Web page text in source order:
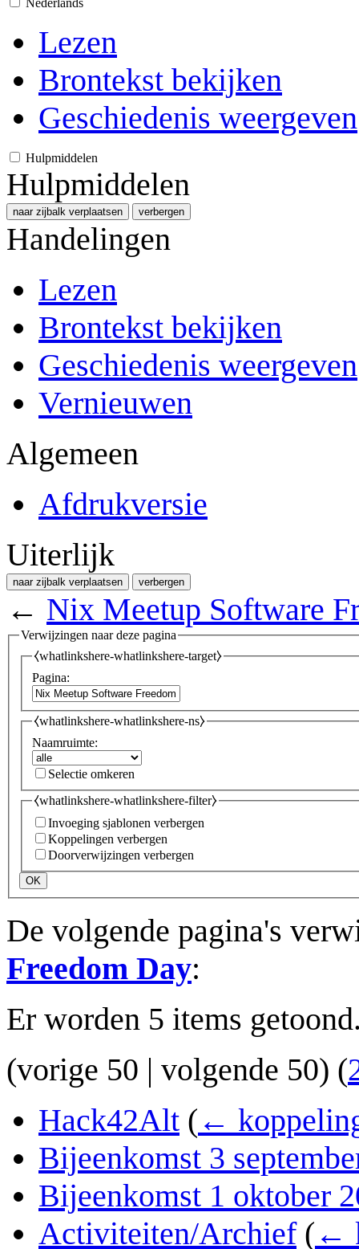
Lezen
Brontekst bekijken
Geschiedenis weergeven
Hulpmiddelen
Hulpmiddelen
naar zijbalk verplaatsen verbergen
Handelingen
Lezen
Brontekst bekijken
Geschiedenis weergeven
Vernieuwen
Algemeen
Afdrukversie
Uiterlijk
naar zijbalk verplaatsen verbergen
← Nix Meetup Software
Verwijzingen naar deze pagina
⧼whatlinkshere-whatlinkshere-target⧽
Pagina:
⧼whatlinkshere-whatlinkshere-ns⧽
Naamruimte:
Selectie omkeren
⧼whatlinkshere-whatlinkshere-filter⧽
Invoeging sjablonen verbergen
Koppelingen verbergen
Doorverwijzingen verbergen
OK
De volgende pagina's
Freedom Day:
Er worden 5 items
(vorige 50 | volgende 50) (
Hack42Alt ( ←
Bijeenkomst 3
Bijeenkomst 1 oktober
Activiteiten/Archief ( ←